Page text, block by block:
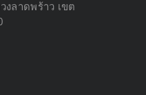
ลาดพร้าว เขต